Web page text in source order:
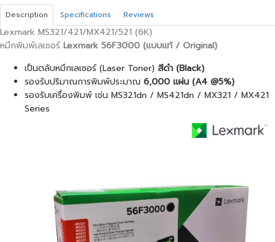
Description Specifications Reviews
Lexmark MS321/421/MX421/521 (6K)
หมึกพิมพ์เลเซอร์Lexmark 56F3000 (แบบแท้ / Original)
เป็นตลับหมึกเลเซอร์ (Laser Toner) สีดำ (Black)
รองรับปริมาณการพิมพ์ประมาณ 6,000 แผ่น (A4 @5%)
รองรับเครื่องพิมพ์ เช่น MS321dn / MS421dn / MX321 / MX421
Series